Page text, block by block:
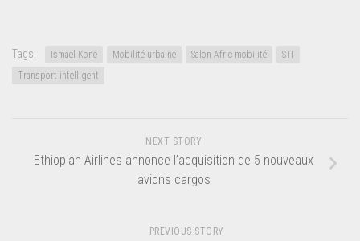
Tags: Ismael Koné Mobilité urbaine Salon Afric mobilité
STI
Transport intelligent
NEXT STORY
Ethiopian Airlines annonce l’acquisition de 5 nouveaux
avions cargos
PREVIOUS STORY